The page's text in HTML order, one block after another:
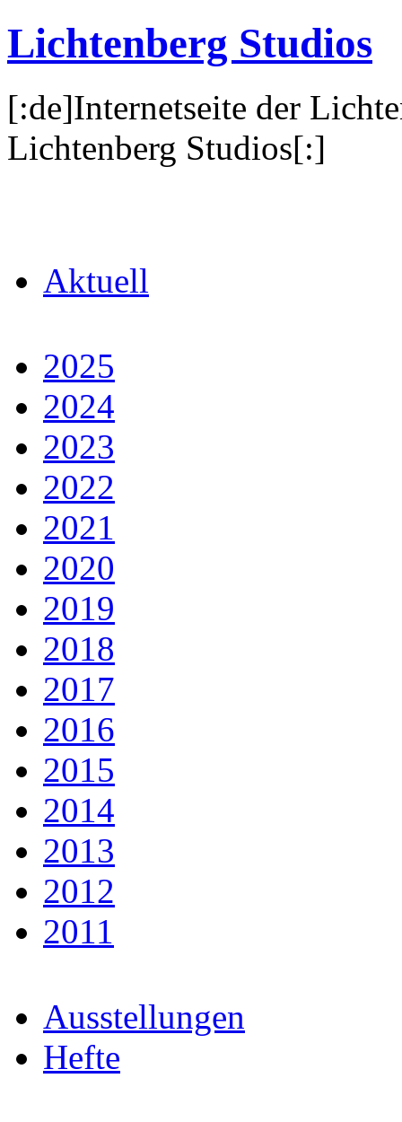
Lichtenberg Studios
[:de]Internetseite der
Lichtenberg Studios[:]
Aktuell
2025
2024
2023
2022
2021
2020
2019
2018
2017
2016
2015
2014
2013
2012
2011
Ausstellungen
Hefte